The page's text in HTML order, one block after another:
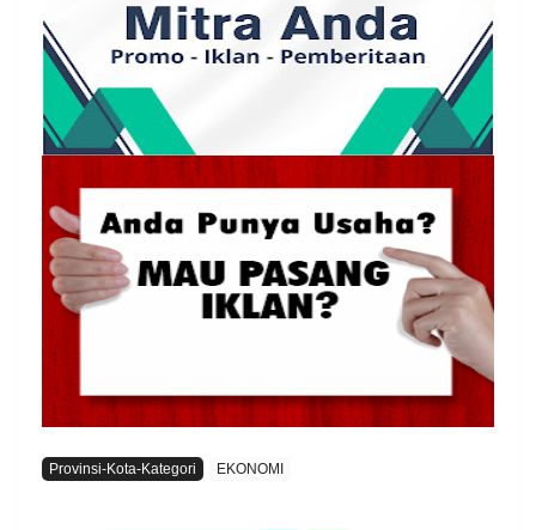
Provinsi-Kota-Kategori EKONOMI